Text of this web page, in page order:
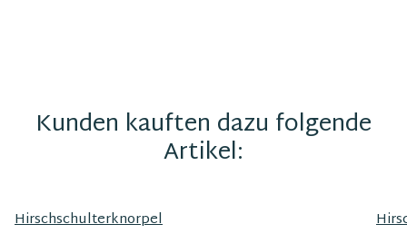
Kunden kauften dazu folgende
Artikel:
Hirschschulterknorpel